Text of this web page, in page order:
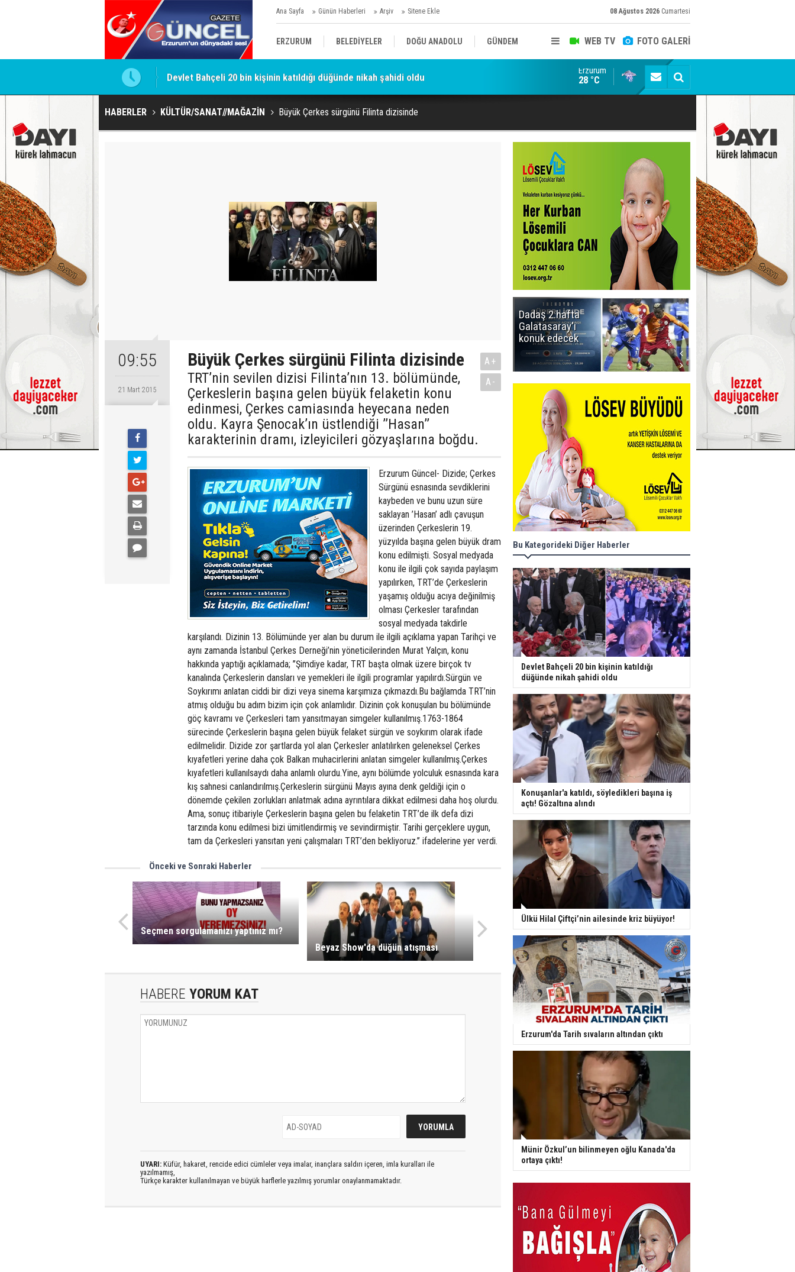
Ana Sayfa Günün Haberleri Arşiv Sitene Ekle 08 Ağustos 2026 Cumartesi
WEB TV FOTO GALERİ
ERZURUM BELEDİYELER DOĞU ANADOLU GÜNDEM
SİYASET AFAD/ SAVAŞ SPOR
KÜLTÜR/SANAT//MAĞAZİN BODRUM
Devlet Bahçeli 20 bin kişinin katıldığı düğünde nikah şahidi oldu Gülistan Doku Dosyasında Siyah Helikopter
Erzurum
28 °C
HABERLER KÜLTÜR/SANAT//MAĞAZİN Büyük Çerkes sürgünü Filinta dizisinde
09:55
21 Mart 2015
Büyük Çerkes sürgünü Filinta dizisinde
TRT’nin sevilen dizisi Filinta’nın 13. bölümünde,
Çerkeslerin başına gelen büyük felaketin konu
edinmesi, Çerkes camiasında heyecana neden
oldu. Kayra Şenocak’ın üstlendiği ’’Hasan’’
karakterinin dramı, izleyicileri gözyaşlarına boğdu.
A+
A-
Erzurum Güncel- Dizide; Çerkes
Sürgünü esnasında sevdiklerini
kaybeden ve bunu uzun süre
saklayan ’Hasan’ adlı çavuşun
üzerinden Çerkeslerin 19.
yüzyılda başına gelen büyük dram
konu edilmişti. Sosyal medyada
konu ile ilgili çok sayıda paylaşım
yapılırken, TRT’de Çerkeslerin
yaşamış olduğu acıya değinilmiş
olması Çerkesler tarafından
sosyal medyada takdirle
karşılandı. Dizinin 13. Bölümünde yer alan bu durum ile ilgili açıklama yapan Tarihçi ve
aynı zamanda İstanbul Çerkes Derneği’nin yöneticilerinden Murat Yalçın, konu
hakkında yaptığı açıklamada; ’’Şimdiye kadar, TRT başta olmak üzere birçok tv
kanalında Çerkeslerin dansları ve yemekleri ile ilgili programlar yapılırdı.Sürgün ve
Soykırımı anlatan ciddi bir dizi veya sinema karşımıza çıkmazdı.Bu bağlamda TRT’nin
atmış olduğu bu adım bizim için çok anlamlıdır. Dizinin çok konuşulan bu bölümünde
göç kavramı ve Çerkesleri tam yansıtmayan simgeler kullanılmış.1763-1864
sürecinde Çerkeslerin başına gelen büyük felaket sürgün ve soykırım olarak ifade
edilmelidir. Dizide zor şartlarda yol alan Çerkesler anlatılırken geleneksel Çerkes
kıyafetleri yerine daha çok Balkan muhacirlerini anlatan simgeler kullanılmış.Çerkes
kıyafetleri kullanılsaydı daha anlamlı olurdu.Yine, aynı bölümde yolculuk esnasında kara
kış sahnesi canlandırılmış.Çerkeslerin sürgünü Mayıs ayına denk geldiği için o
dönemde çekilen zorlukları anlatmak adına ayrıntılara dikkat edilmesi daha hoş olurdu.
Ama, sonuç itibariyle Çerkeslerin başına gelen bu felaketin TRT’de ilk defa dizi
tarzında konu edilmesi bizi ümitlendirmiş ve sevindirmiştir. Tarihi gerçeklere uygun,
tam da Çerkesleri yansıtan yeni çalışmaları TRT’den bekliyoruz.’’ ifadelerine yer verdi.
Önceki ve Sonraki Haberler
Seçmen sorgulamanızı yaptınız mı?
Beyaz Show'da düğün atışması
HABERE YORUM KAT
UYARI: Küfür, hakaret, rencide edici cümleler veya imalar, inançlara saldırı içeren, imla kuralları ile
yazılmamış,
Türkçe karakter kullanılmayan ve büyük harflerle yazılmış yorumlar onaylanmamaktadır.
Dadaş 2.hafta
Galatasaray'ı
konuk edecek
kadrosunda
Bu Kategorideki Diğer Haberler
Devlet Bahçeli 20 bin kişinin katıldığı
düğünde nikah şahidi oldu
Konuşanlar'a katıldı, söyledikleri başına iş
açtı! Gözaltına alındı
Ülkü Hilal Çiftçi’nin ailesinde kriz büyüyor!
Erzurum'da Tarih sıvaların altından çıktı
Münir Özkul’un bilinmeyen oğlu Kanada'da
ortaya çıktı!